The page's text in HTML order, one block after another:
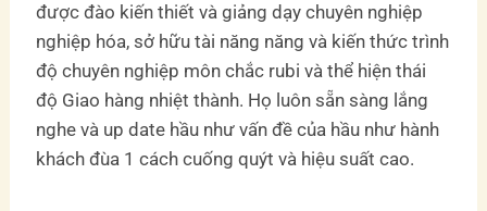
được đào kiến thiết và giảng dạy chuyên nghiệp
nghiệp hóa, sở hữu tài năng năng và kiến thức trình
độ chuyên nghiệp môn chắc rubi và thể hiện thái
độ Giao hàng nhiệt thành. Họ luôn sẵn sàng lắng
nghe và up date hầu như vấn đề của hầu như hành
khách đùa 1 cách cuống quýt và hiệu suất cao.